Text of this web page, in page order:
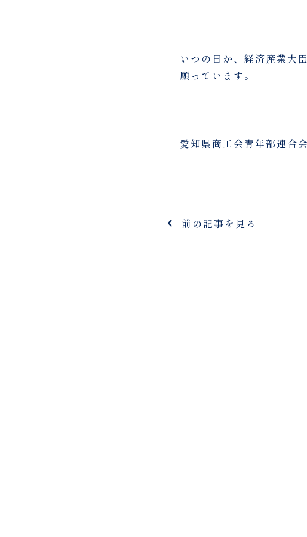
いつの日か、経済産業大
願っています。
愛知県商工会青年部連合
前の記事を見る